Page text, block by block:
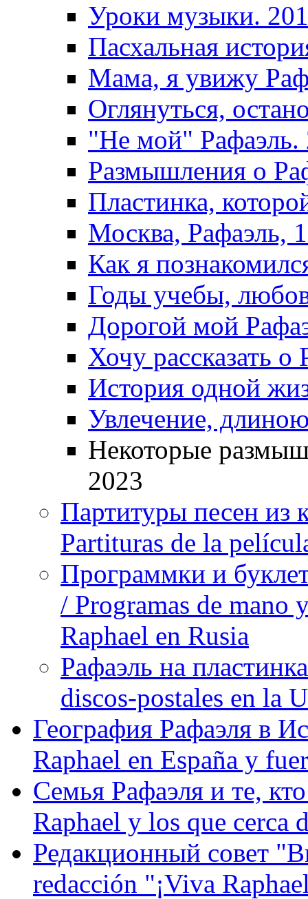
Уроки музыки.
Пасхальная
Мама, я увижу
Оглянуться,
"Не мой" Рафаэль.
Размышления о
Пластинка,
Москва, Рафаэль,
Как я
Годы учебы,
Дорогой мой
Хочу рассказать о
История одной
Увлечение,
Некоторые
2023
Партитуры песен из
Partituras de la
Программки и
/ Programas de mano
Raphael en Rusia
Рафаэль на
discos-postales en la
География Рафаэля в
Raphael en España y
Семья Рафаэля и те,
Raphael y los que cerca
Редакционный совет
redacción "¡Viva